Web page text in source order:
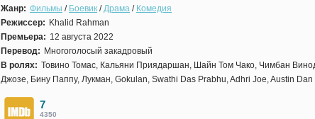
Жанр: Фильмы / Боевик /Драма / Комедия
Режиссер: Khalid Rahman
Премьера: 12 августа 2022
Перевод: Многоголосый закадровый
В ролях: Товино Томас, Кальяни Приядаршан, Шайн Том Чако, Чимбан
Джозе, Бину Паппу, Лукман, Gokulan, Swathi Das Prabhu, Adhri Joe, Austin Dan
7
4350